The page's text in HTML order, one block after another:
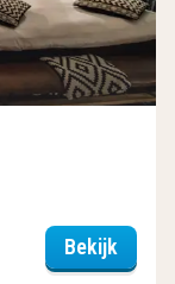
Bekijk